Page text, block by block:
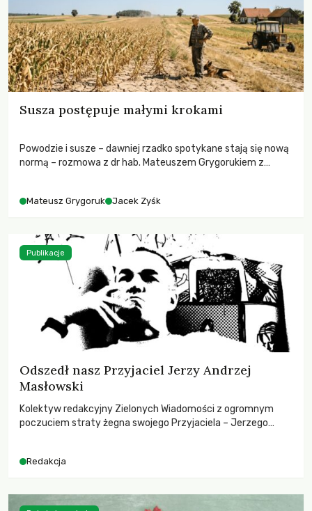
Susza postępuje małymi krokami
Powodzie i susze – dawniej rzadko spotykane stają się nową
normą – rozmowa z dr hab. Mateuszem Grygorukiem z
Mateusz Grygoruk Jacek Zyśk
Odszedł nasz Przyjaciel Jerzy Andrzej
Masłowski
Kolektyw redakcyjny Zielonych Wiadomości z ogromnym
poczuciem straty żegna swojego Przyjaciela – Jerzego
Redakcja
Publikacje